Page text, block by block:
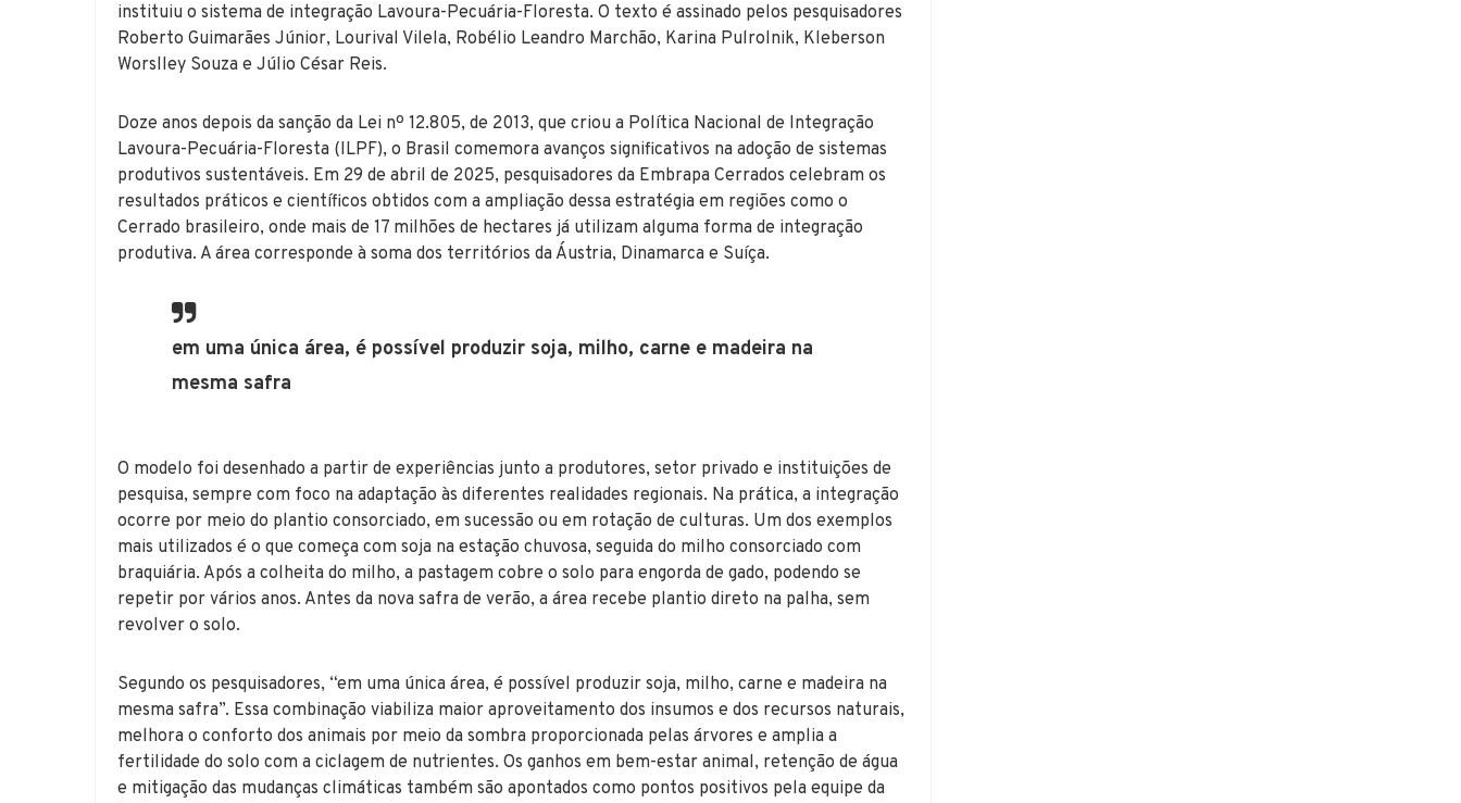
instituiu o sistema de integração Lavoura-Pecuária-Floresta. O texto é assinado pelos pesquisadores
Roberto Guimarães Júnior, Lourival Vilela, Robélio Leandro Marchão, Karina Pulrolnik, Kleberson
Worslley Souza e Júlio César Reis.
Doze anos depois da sanção da Lei nº 12.805, de 2013, que criou a Política Nacional de Integração
Lavoura-Pecuária-Floresta (ILPF), o Brasil comemora avanços significativos na adoção de sistemas
produtivos sustentáveis. Em 29 de abril de 2025, pesquisadores da Embrapa Cerrados celebram os
resultados práticos e científicos obtidos com a ampliação dessa estratégia em regiões como o
Cerrado brasileiro, onde mais de 17 milhões de hectares já utilizam alguma forma de integração
produtiva. A área corresponde à soma dos territórios da Áustria, Dinamarca e Suíça.
em uma única área, é possível produzir soja, milho, carne e madeira na
mesma safra
O modelo foi desenhado a partir de experiências junto a produtores, setor privado e instituições de
pesquisa, sempre com foco na adaptação às diferentes realidades regionais. Na prática, a integração
ocorre por meio do plantio consorciado, em sucessão ou em rotação de culturas. Um dos exemplos
mais utilizados é o que começa com soja na estação chuvosa, seguida do milho consorciado com
braquiária. Após a colheita do milho, a pastagem cobre o solo para engorda de gado, podendo se
repetir por vários anos. Antes da nova safra de verão, a área recebe plantio direto na palha, sem
revolver o solo.
Segundo os pesquisadores, “em uma única área, é possível produzir soja, milho, carne e madeira na
mesma safra”. Essa combinação viabiliza maior aproveitamento dos insumos e dos recursos naturais,
melhora o conforto dos animais por meio da sombra proporcionada pelas árvores e amplia a
fertilidade do solo com a ciclagem de nutrientes. Os ganhos em bem-estar animal, retenção de água
e mitigação das mudanças climáticas também são apontados como pontos positivos pela equipe da